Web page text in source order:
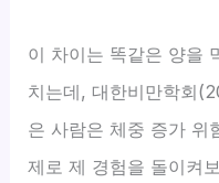
이 차이는 똑같은 양을
치는데, 대한비만학회
은 사람은 체중 증가 위
제로 제 경험을 돌이켜